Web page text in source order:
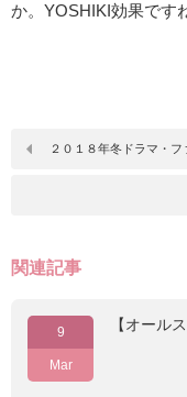
か。YOSHIKI効果です
２０１８年冬ドラマ・
関連記事
9
Mar
【オール